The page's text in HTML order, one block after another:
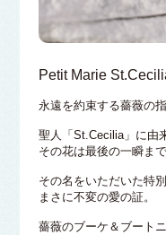
Petit Marie
永遠を約束する薔薇の
聖人「St.Cecilia」に由
その花は最後の一瞬ま
その名をいただいた特
まさに不変の愛の証。
薔薇のブーケ＆ブート